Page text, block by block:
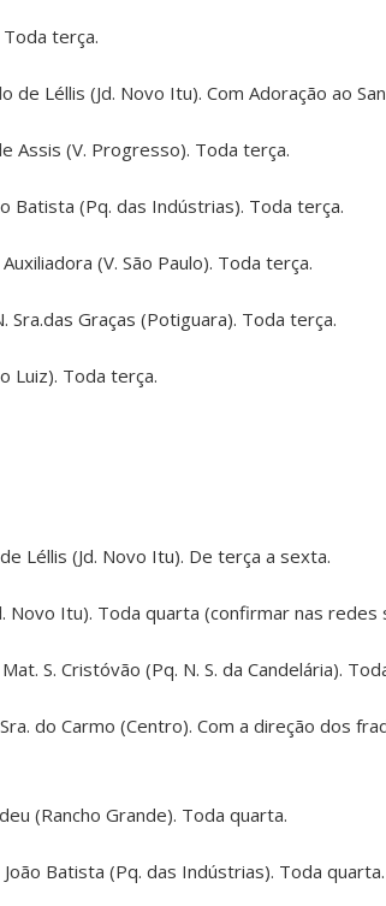
terça.
de Léllis (Jd. Novo Itu). Com Adoração ao
Assis (V. Progresso). Toda terça.
Batista (Pq. das Indústrias). Toda terça.
(V. São Paulo). Toda terça.
Sra.das Graças (Potiguara). Toda terça.
Luiz). Toda terça.
Léllis (Jd. Novo Itu). De terça a sexta.
Novo Itu). Toda quarta (confirmar nas redes
S. Cristóvão (Pq. N. S. da Candelária).
do Carmo (Centro). Com a direção dos
(Rancho Grande). Toda quarta.
João Batista (Pq. das Indústrias). Toda quarta.